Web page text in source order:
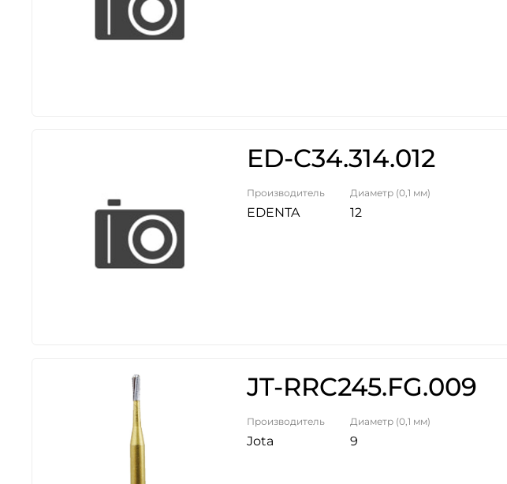
ED-C34.314.012
Производитель
EDENTA
Диаметр (0,1 мм)
12
JT-RRC245.FG.009
Производитель
Jota
Диаметр (0,1 мм)
9